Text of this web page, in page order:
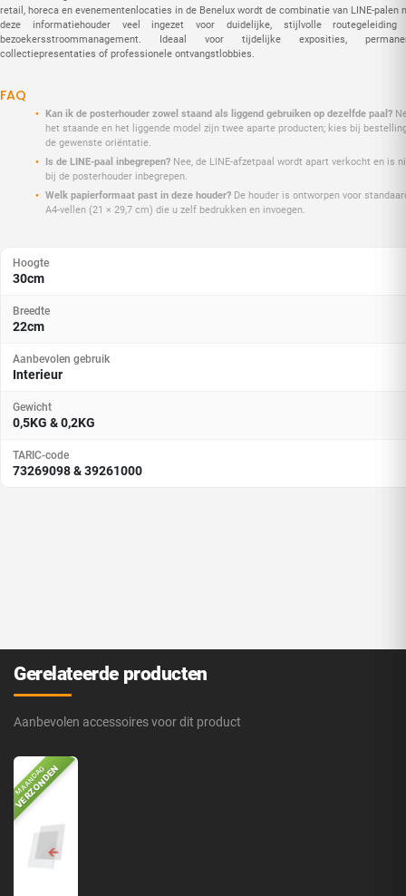
retail, horeca en evenementenlocaties in de Benelux wordt de combinatie van LINE-palen
deze informatiehouder veel ingezet voor duidelijke, stijlvolle routegeleiding
bezoekersstroommanagement. Ideaal voor tijdelijke exposities,
collectiepresentaties of professionele ontvangstlobbies.
FAQ
Kan ik de posterhouder zowel staand als liggend gebruiken op dezelfde paal?
het staande en het liggende model zijn twee aparte producten; kies bij
de gewenste oriëntatie.
Is de LINE-paal inbegrepen? Nee, de LINE-afzetpaal wordt apart verkocht en is
bij de posterhouder inbegrepen.
Welk papierformaat past in deze houder? De houder is ontworpen voor
A4-vellen (21 × 29,7 cm) die u zelf bedrukken en invoegen.
Hoogte
30cm
Breedte
22cm
Aanbevolen gebruik
Interieur
Gewicht
0,5KG & 0,2KG
TARIC-code
73269098 & 39261000
Gerelateerde producten
Aanbevolen accessoires voor dit product
MAANDAG
VERZONDEN